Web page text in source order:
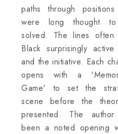
paths through
were long thought
solved. The lines often
Black surprisingly
and the initiative. Each
opens with a
Game' to set the
scene before the
presented. The
been a noted opening